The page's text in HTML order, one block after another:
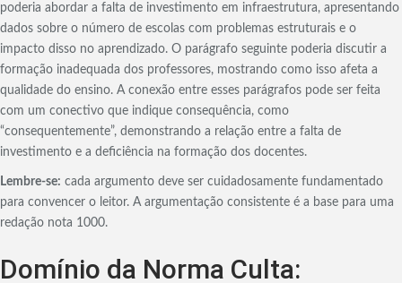
poderia abordar a falta de investimento em infraestrutura, apresentando
dados sobre o número de escolas com problemas estruturais e o
impacto disso no aprendizado. O parágrafo seguinte poderia discutir a
formação inadequada dos professores, mostrando como isso afeta a
qualidade do ensino. A conexão entre esses parágrafos pode ser feita
com um conectivo que indique consequência, como
“consequentemente”, demonstrando a relação entre a falta de
investimento e a deficiência na formação dos docentes.
Lembre-se: cada argumento deve ser cuidadosamente fundamentado
para convencer o leitor. A argumentação consistente é a base para uma
redação nota 1000.
Domínio da Norma Culta: